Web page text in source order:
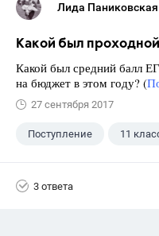
Лида Паниковская
Какой был
Какой был средний балл
на бюджет в этом году? (
27 сентября 2017
Поступление 11
3 ответа